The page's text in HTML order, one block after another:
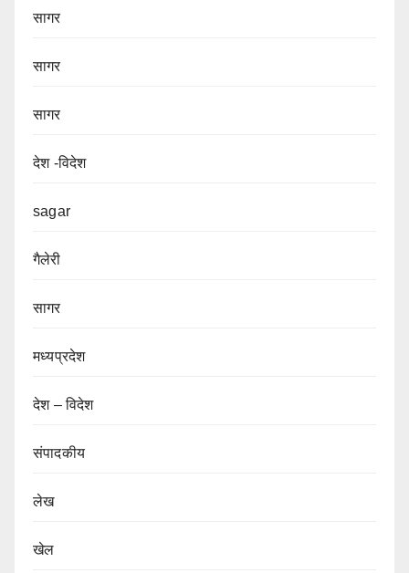
सागर
सागर
सागर
देश -विदेश
sagar
गैलेरी
सागर
मध्यप्रदेश
देश – विदेश
संपादकीय
लेख
खेल